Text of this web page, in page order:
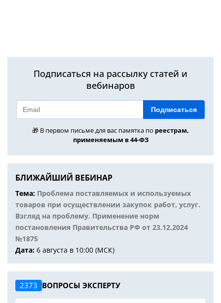
Подписаться на рассылку статей и
вебинаров
Подписаться
🎁 В первом письме для вас памятка по реестрам,
применяемым в 44-ФЗ
БЛИЖАЙШИЙ ВЕБИНАР
Тема: Проблема поставляемых и используемых
товаров при осуществлении закупок работ, услуг.
Взгляд на проблему. Применение норм
постановления Правительства РФ от 23.12.2024
№1875
Дата: 6 августа в 10:00 (МСК)
2373 ВОПРОСЫ ЭКСПЕРТУ